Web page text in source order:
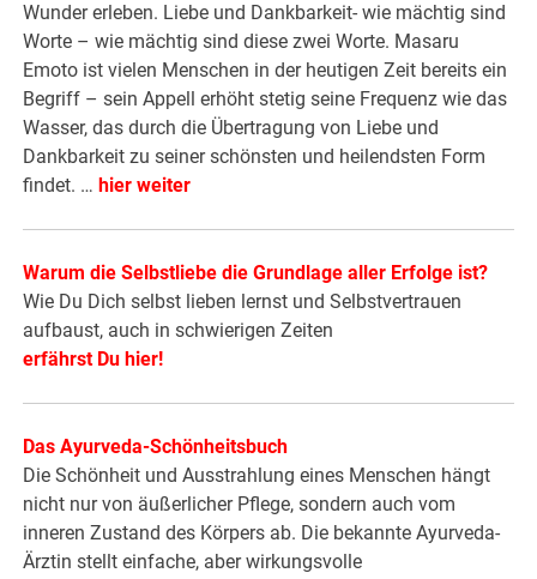
Wunder erleben. Liebe und Dankbarkeit- wie mächtig sind
Worte – wie mächtig sind diese zwei Worte. Masaru
Emoto ist vielen Menschen in der heutigen Zeit bereits ein
Begriff – sein Appell erhöht stetig seine Frequenz wie das
Wasser, das durch die Übertragung von Liebe und
Dankbarkeit zu seiner schönsten und heilendsten Form
findet. … hier weiter
Warum die Selbstliebe die Grundlage aller Erfolge ist?
Wie Du Dich selbst lieben lernst und Selbstvertrauen
aufbaust, auch in schwierigen Zeiten
erfährst Du hier!
Das Ayurveda-Schönheitsbuch
Die Schönheit und Ausstrahlung eines Menschen hängt
nicht nur von äußerlicher Pflege, sondern auch vom
inneren Zustand des Körpers ab. Die bekannte Ayurveda-
Ärztin stellt einfache, aber wirkungsvolle